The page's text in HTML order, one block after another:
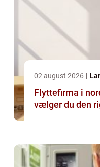
02 august 2026
Flyttefirma i
vælger du den